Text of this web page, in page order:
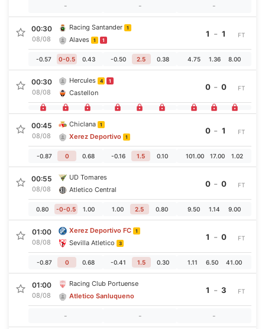
- - -
00:30
08/08
Racing Santander 1
Alaves 1 1
1 - 1
-0.57 0-0.5 0.43 -0.50 2.5 0.38 4.75 1.36 8.00
FT
00:30
08/08
Hercules 4 1
Castellon
0 - 0 FT
00:45
08/08
Chiclana 1
Xerez Deportivo 1
0 - 1
-0.87 0 0.68 -0.16 1.5 0.10 101.00 17.00 1.02
FT
00:55
08/08
UD Tomares
Atletico Central
0 - 0
0.80 -0-0.5 1.00 1.00 2.5 0.80 9.50 1.14 9.00
FT
01:00
08/08
Xerez Deportivo FC 1
Sevilla Atletico 3
1 - 0
-0.87 0 0.68 -0.41 1.5 0.30 1.11 6.50 41.00
FT
01:00
08/08
Racing Club Portuense
Atletico Sanluqueno
1 - 3
- - -
FT